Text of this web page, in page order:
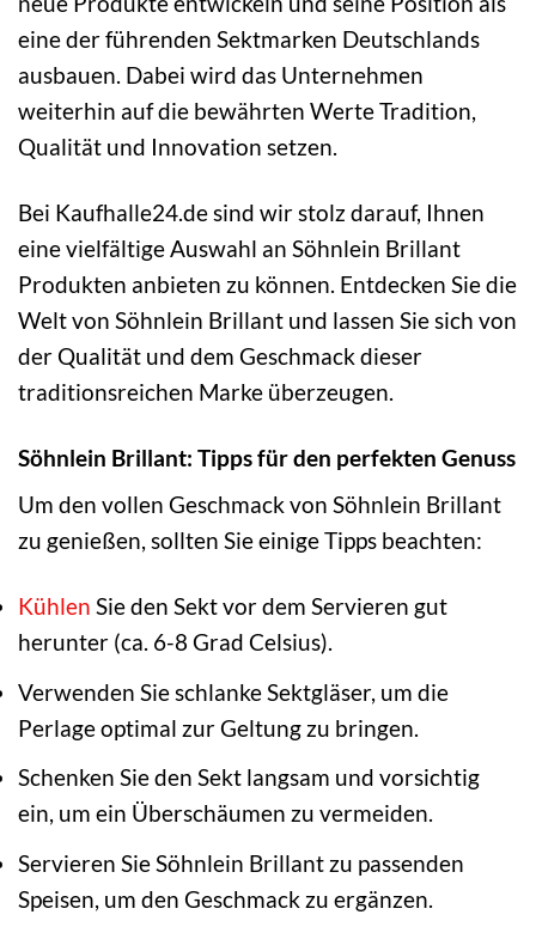
eine der führenden Sektmarken Deutschlands
ausbauen. Dabei wird das Unternehmen
weiterhin auf die bewährten Werte Tradition,
Qualität und Innovation setzen.
Bei Kaufhalle24.de sind wir stolz darauf, Ihnen
eine vielfältige Auswahl an Söhnlein Brillant
Produkten anbieten zu können. Entdecken Sie die
Welt von Söhnlein Brillant und lassen Sie sich von
der Qualität und dem Geschmack dieser
traditionsreichen Marke überzeugen.
Söhnlein Brillant: Tipps für den perfekten Genuss
Um den vollen Geschmack von Söhnlein Brillant
zu genießen, sollten Sie einige Tipps beachten:
Kühlen Sie den Sekt vor dem Servieren gut
herunter (ca. 6-8 Grad Celsius).
Verwenden Sie schlanke Sektgläser, um die
Perlage optimal zur Geltung zu bringen.
Schenken Sie den Sekt langsam und vorsichtig
ein, um ein Überschäumen zu vermeiden.
Servieren Sie Söhnlein Brillant zu passenden
Speisen, um den Geschmack zu ergänzen.